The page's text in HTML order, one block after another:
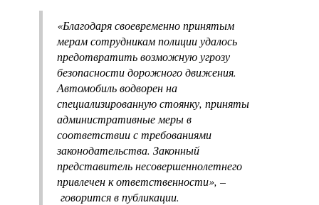
«Благодаря своевременно принятым
мерам сотрудникам полиции удалось
предотвратить возможную угрозу
безопасности дорожного движения.
Автомобиль водворен на
специализированную стоянку, приняты
административные меры в
соответствии с требованиями
законодательства. Законный
представитель несовершеннолетнего
привлечен к ответственности», –
говорится в публикации.